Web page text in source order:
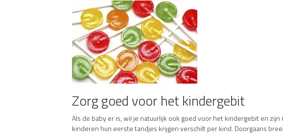
Zorg goed voor het kindergebit
Als de baby er is, wil je natuurlijk ook goed voor het kindergebit en
kinderen hun eerste tandjes krijgen verschilt per kind. Doorgaans